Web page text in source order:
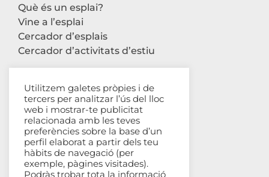
Què és un esplai?
Vine a l’esplai
Cercador d’esplais
Cercador d’activitats d’estiu
Contacte
Carrer Avinyó, 44 2n
08002 Barcelona
93 302 61 03
esplac@esplac.cat
Utilitzem galetes pròpies i de
tercers per analitzar l’ús del lloc
web i mostrar-te publicitat
relacionada amb les teves
preferències sobre la base d’un
perfil elaborat a partir dels teu
hàbits de navegació (per
exemple, pàgines visitades).
Podràs trobar tota la informació